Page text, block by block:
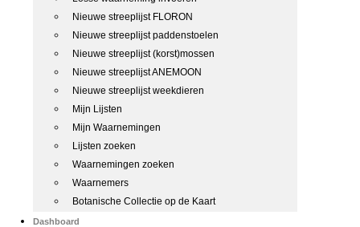
Nieuwe streeplijst FLORON
Nieuwe streeplijst paddenstoelen
Nieuwe streeplijst (korst)mossen
Nieuwe streeplijst ANEMOON
Nieuwe streeplijst weekdieren
Mijn Lijsten
Mijn Waarnemingen
Lijsten zoeken
Waarnemingen zoeken
Waarnemers
Botanische Collectie op de Kaart
Dashboard